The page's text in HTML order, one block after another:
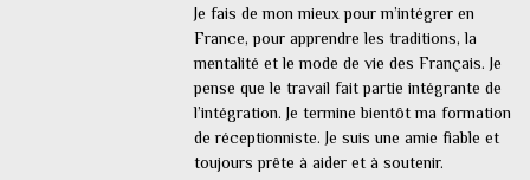
Je fais de mon mieux pour m’intégrer en
France, pour apprendre les traditions, la
mentalité et le mode de vie des Français. Je
pense que le travail fait partie intégrante de
l’intégration. Je termine bientôt ma formation
de réceptionniste. Je suis une amie fiable et
toujours prête à aider et à soutenir.